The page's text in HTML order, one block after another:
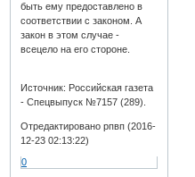
быть ему предоставлено в
соответствии с законом. А
закон в этом случае -
всецело на его стороне.
Источник: Российская газета
- Спецвыпуск №7157 (289).
Отредактировано рпвп (2016-
12-23 02:13:22)
0